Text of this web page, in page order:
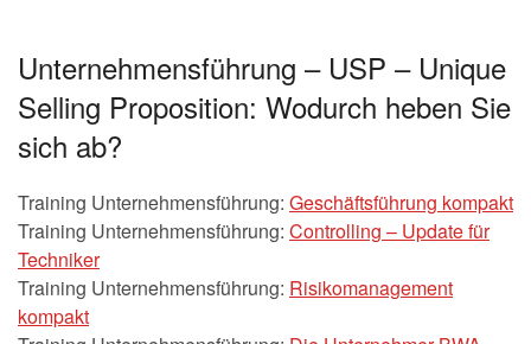
Unternehmensführung – USP – Unique
Selling Proposition: Wodurch heben Sie
sich ab?
Training Unternehmensführung: Geschäftsführung kompakt
Training Unternehmensführung: Controlling – Update für
Techniker
Training Unternehmensführung: Risikomanagement
kompakt